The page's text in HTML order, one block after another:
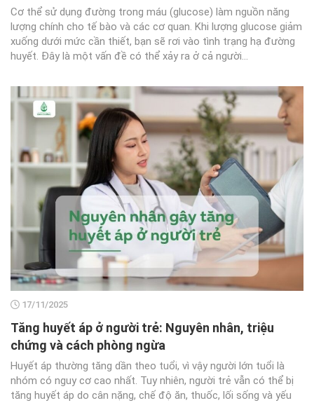
Cơ thể sử dụng đường trong máu (glucose) làm nguồn năng
lượng chính cho tế bào và các cơ quan. Khi lượng glucose giảm
xuống dưới mức cần thiết, bạn sẽ rơi vào tình trạng hạ đường
huyết. Đây là một vấn đề có thể xảy ra ở cả người...
17/11/2025
Tăng huyết áp ở người trẻ: Nguyên nhân, triệu
chứng và cách phòng ngừa
Huyết áp thường tăng dần theo tuổi, vì vậy người lớn tuổi là
nhóm có nguy cơ cao nhất. Tuy nhiên, người trẻ vẫn có thể bị
tăng huyết áp do cân nặng, chế độ ăn, thuốc, lối sống và yếu